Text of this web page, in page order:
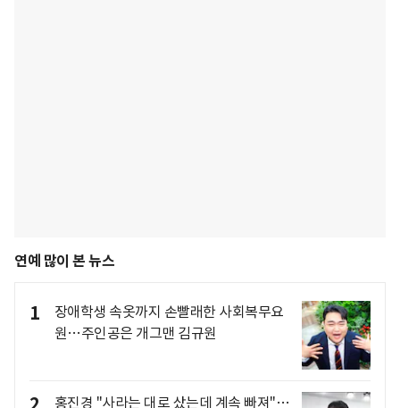
연예 많이 본 뉴스
1
장애학생 속옷까지 손빨래한 사회복무요
원…주인공은 개그맨 김규원
홍진경 "사라는 대로 샀는데 계속 빠져"…